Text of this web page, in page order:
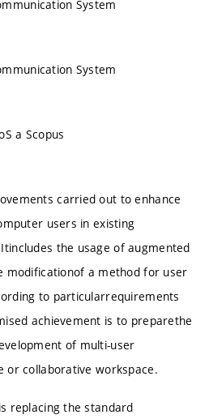
System
System
a Scopus
carried out to enhance
users in existing
the usage of augmented
modificationof a method for user
to particularrequirements
achievement is to preparethe
of multi-user
or collaborative workspace.
replacing the standard